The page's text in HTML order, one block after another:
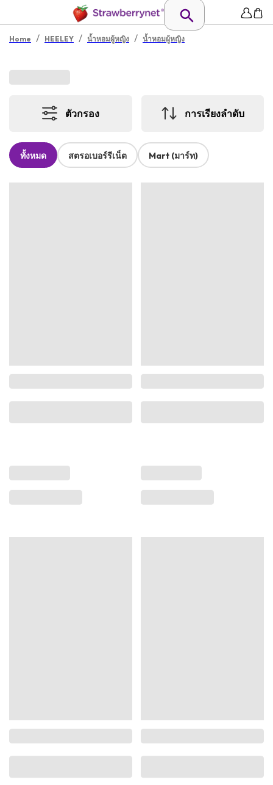
Home / HEELEY / น้ำหอมผู้หญิง / น้ำหอมผู้หญิง
ตัวกรอง การเรียงลำดับ
ทั้งหมด สตรอเบอร์รีเน็ต Mart (มาร์ท)